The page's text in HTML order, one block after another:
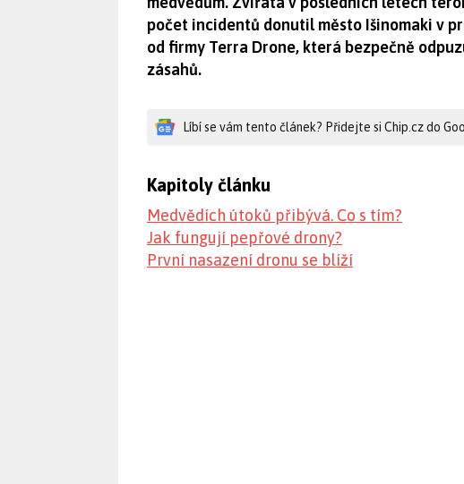
počet incidentů donutil město Išinomaki v
od firmy Terra Drone, která bezpečně
zásahů.
Líbí se vám tento článek? Přidejte si Chip.cz do
Kapitoly článku
Medvědích útoků přibývá. Co s tím?
Jak fungují pepřové drony?
První nasazení dronu se blíží